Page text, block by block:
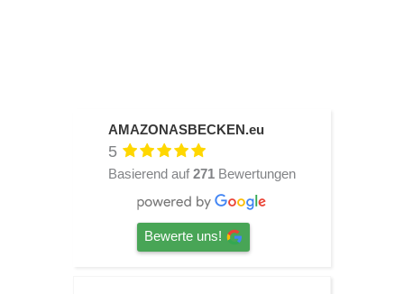
AMAZONASBECKEN.eu
5
Basierend auf 271 Bewertungen
Bewerte uns!